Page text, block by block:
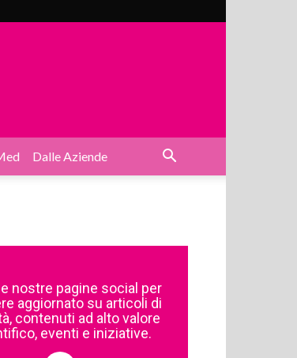
Dalle Aziende
nostre pagine social per
aggiornato su articoli di
contenuti ad alto valore
eventi e iniziative.